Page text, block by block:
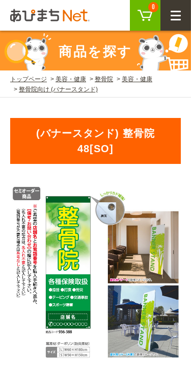
0
CLOSE
ログイン
会員登録
商品を探す
SEARCH
KEYWORD
注目キーワード
チュクミ 韓国グルメ 鍋
CATEGORY
飲食 住まい・暮らし
美容・健康 地域・観光
イベント・季節 不動産・建築
USER GUIDE
ご利用ガイド トップ
取り扱い商品一覧
既製デザイン商品注文方法
オリジナルオーダー注文方法
初めての方へ
BEGINNER'S GUIDE
初めての方へ トップ
商品について
お客様の声
商品を探す
トップページ 美容・健康 整骨院
美容・健康
整骨院向け (バナースタンド)
(バナースタンド) 整骨院
48[SO]